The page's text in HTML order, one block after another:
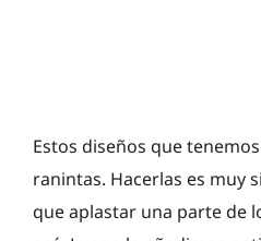
Estos diseños que
ranintas. Hacerlas es muy
que aplastar una parte de